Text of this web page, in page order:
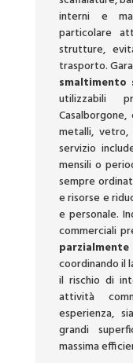
interni e
particolare
strutture,
trasporto.
smaltimento
utilizzabili
metalli,
servizio
mensili o
sempre
e risorse e
e personale.
commerciali
coordinando il
il rischio di
attività
esperienza,
grandi
massima